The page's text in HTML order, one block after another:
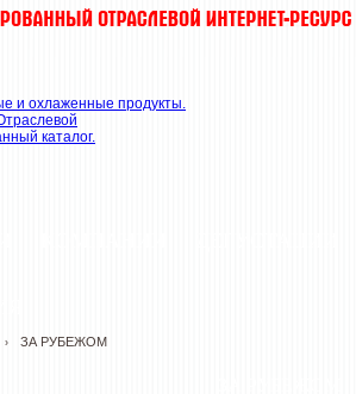
› ЗА РУБЕЖОМ